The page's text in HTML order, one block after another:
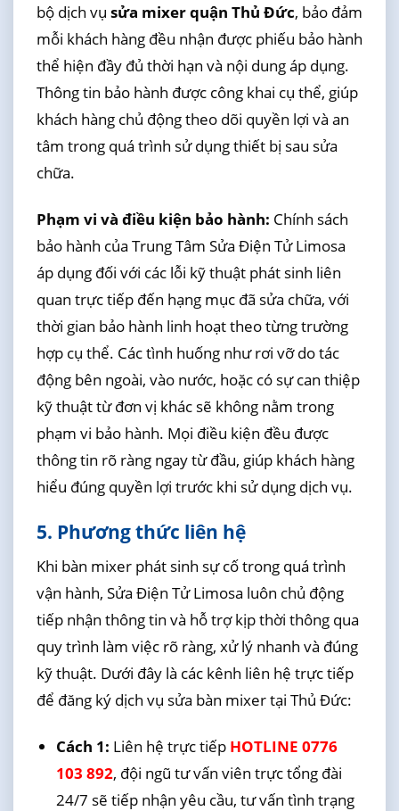
bộ dịch vụ sửa mixer quận Thủ Đức, bảo đảm
mỗi khách hàng đều nhận được phiếu bảo hành
thể hiện đầy đủ thời hạn và nội dung áp dụng.
Thông tin bảo hành được công khai cụ thể, giúp
khách hàng chủ động theo dõi quyền lợi và an
tâm trong quá trình sử dụng thiết bị sau sửa
chữa.
Phạm vi và điều kiện bảo hành: Chính sách
bảo hành của Trung Tâm Sửa Điện Tử Limosa
áp dụng đối với các lỗi kỹ thuật phát sinh liên
quan trực tiếp đến hạng mục đã sửa chữa, với
thời gian bảo hành linh hoạt theo từng trường
hợp cụ thể. Các tình huống như rơi vỡ do tác
động bên ngoài, vào nước, hoặc có sự can thiệp
kỹ thuật từ đơn vị khác sẽ không nằm trong
phạm vi bảo hành. Mọi điều kiện đều được
thông tin rõ ràng ngay từ đầu, giúp khách hàng
hiểu đúng quyền lợi trước khi sử dụng dịch vụ.
5. Phương thức liên hệ
Khi bàn mixer phát sinh sự cố trong quá trình
vận hành, Sửa Điện Tử Limosa luôn chủ động
tiếp nhận thông tin và hỗ trợ kịp thời thông qua
quy trình làm việc rõ ràng, xử lý nhanh và đúng
kỹ thuật. Dưới đây là các kênh liên hệ trực tiếp
để đăng ký dịch vụ sửa bàn mixer tại Thủ Đức:
Cách 1: Liên hệ trực tiếp HOTLINE 0776
103 892, đội ngũ tư vấn viên trực tổng đài
24/7 sẽ tiếp nhận yêu cầu, tư vấn tình trạng